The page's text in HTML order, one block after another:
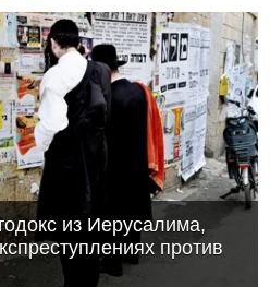
из Иерусалима,
против